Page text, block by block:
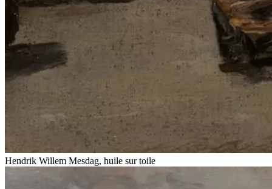
Hendrik Willem Mesdag, huile sur toile